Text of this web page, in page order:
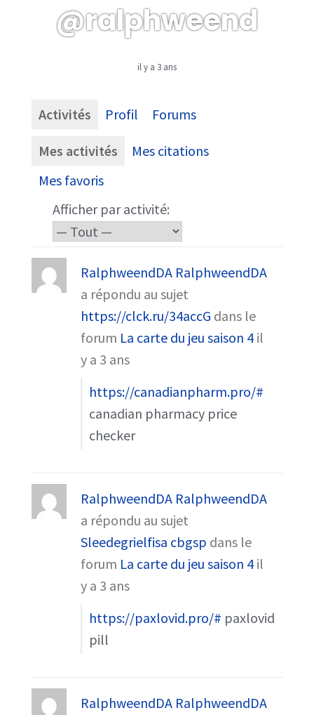
@ralphweend
il y a 3 ans
Activités Profil Forums
Mes activités
Mes citations
Mes favoris
Afficher par activité:
RalphweendDA RalphweendDA
a répondu au sujet
https://clck.ru/34accG dans le
forum La carte du jeu saison 4 il
y a 3 ans
https://canadianpharm.pro/#
canadian pharmacy price
checker
RalphweendDA RalphweendDA
a répondu au sujet
Sleedegrielfisa cbgsp dans le
forum La carte du jeu saison 4 il
y a 3 ans
https://paxlovid.pro/# paxlovid
pill
RalphweendDA RalphweendDA